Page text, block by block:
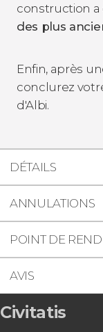
construction a
des plus
Enfin, après
conclurez
d'Albi.
DÉTAILS
ANNULATIONS
POINT DE
AVIS
Civitatis